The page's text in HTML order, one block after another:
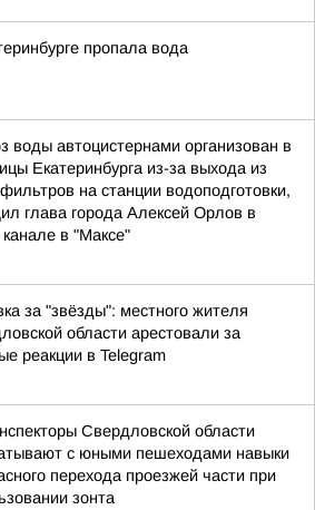
пропала вода
воды автоцистернами организован в
Екатеринбурга из-за выхода из
на станции водоподготовки,
глава города Алексей Орлов в
в "Максе"
за "звёзды": местного жителя
области арестовали за
реакции в Telegram
Свердловской области
с юными пешеходами навыки
перехода проезжей части при
зонта